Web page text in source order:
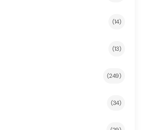
(14)
(13)
(249)
(34)